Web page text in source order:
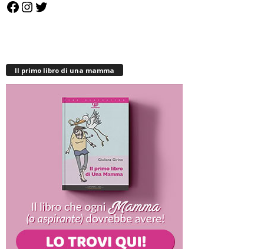
Facebook Instagram Twitter
Il primo libro di una mamma